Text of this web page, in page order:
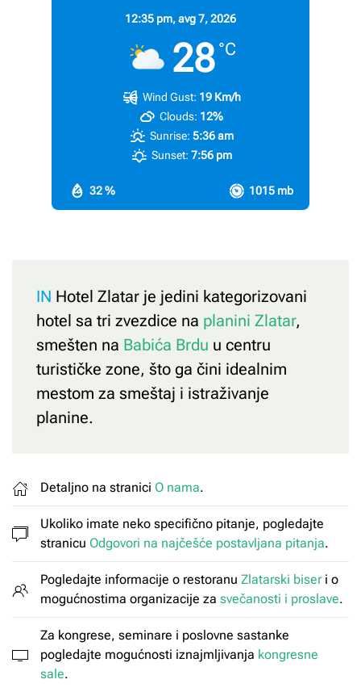
12:35 pm,avg 7, 2026
28 °C
32 % 1015 mb
Wind Gust: 19 Km/h
Clouds: 12%
Sunrise: 5:36 am
Sunset: 7:56 pm
IN Hotel Zlatar je jedini kategorizovani
hotel sa tri zvezdice na planini Zlatar,
smešten na Babića Brdu u centru
turističke zone, što ga čini idealnim
mestom za smeštaj i istraživanje
planine.
Detaljno na stranici O nama.
Ukoliko imate neko specifično pitanje, pogledajte
stranicu Odgovori na najčešće postavljana pitanja.
Pogledajte informacije o restoranu Zlatarski biseri o
mogućnostima organizacije za svečanosti i proslave.
Za kongrese, seminare i poslovne sastanke
pogledajte mogućnosti iznajmljivanja kongresne
sale.